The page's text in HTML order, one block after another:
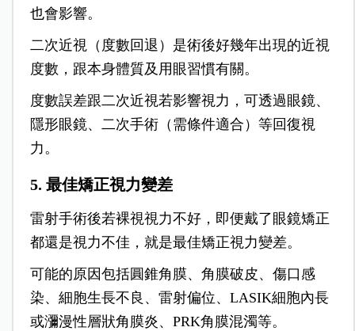
也會影響。
二次近視（度數回退）是術後好幾年出現的近視
度數，跟本身體質及用眼習慣有關。
度數誤差跟二次近視若影響視力，可透過眼鏡、
隱形眼鏡、二次手術（需條件適合）等回復視
力。
5. 最佳矯正視力變差
雷射手術後若裸視視力不好，即便戴了眼鏡矯正
都還是視力不佳，就是最佳矯正視力變差。
可能的原因包括圓錐角膜、角膜破皮、傷口感
染、細胞生長不良、雷射偏位、LASIK細胞內長
或瀰漫性層狀角膜炎、PRK角膜混濁等。